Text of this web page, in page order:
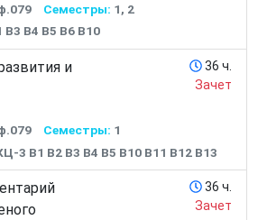
Семестры: 1, 2
В4 В5 В6 В10
и
36 ч.
Зачет
Семестры: 1
3 В1 В2 В3 В4 В5 В10 В11 В12 В13
36 ч.
Зачет